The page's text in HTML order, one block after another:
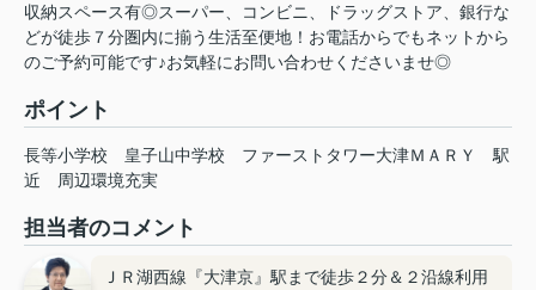
収納スペース有◎スーパー、コンビニ、ドラッグストア、銀行な
どが徒歩７分圏内に揃う生活至便地！お電話からでもネットから
のご予約可能です♪お気軽にお問い合わせくださいませ◎
ポイント
長等小学校 皇子山中学校 ファーストタワー大津ＭＡＲＹ
駅
近
周辺環境充実
担当者のコメント
ＪＲ湖西線『大津京』駅まで徒歩２分＆２沿線利用